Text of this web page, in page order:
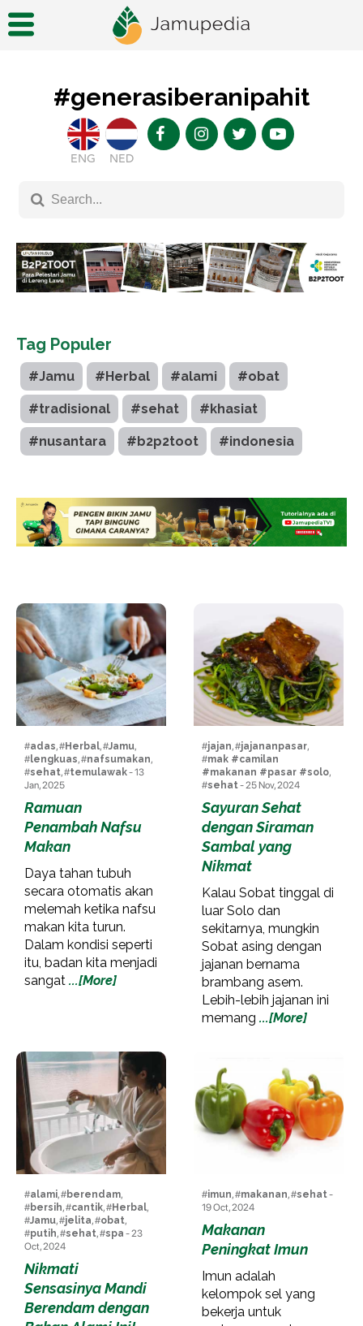
#generasiberanipahit
ENG NED
Tag Populer
#Jamu #Herbal #alami #obat
#tradisional #sehat #khasiat
#nusantara #b2p2toot #indonesia
#adas, #Herbal, #Jamu,
#lengkuas, #nafsumakan,
#sehat, #temulawak- 13
Jan, 2025
Ramuan
Penambah Nafsu
Makan
Daya tahan tubuh
secara otomatis akan
melemah ketika nafsu
makan kita turun.
Dalam kondisi seperti
itu, badan kita menjadi
sangat ...[More]
#jajan, #jajananpasar,
#mak #camilan
#makanan #pasar #solo,
#sehat- 25 Nov, 2024
Sayuran Sehat
dengan Siraman
Sambal yang
Nikmat
Kalau Sobat tinggal di
luar Solo dan
sekitarnya, mungkin
Sobat asing dengan
jajanan bernama
brambang asem.
Lebih-lebih jajanan ini
memang ...[More]
#alami, #berendam,
#bersih, #cantik, #Herbal,
#Jamu, #jelita, #obat,
#putih, #sehat, #spa - 23
Oct, 2024
Nikmati
Sensasinya Mandi
Berendam dengan
#imun, #makanan, #sehat-
19 Oct, 2024
Makanan
Peningkat Imun
Imun adalah
kelompok sel yang
bekerja untuk